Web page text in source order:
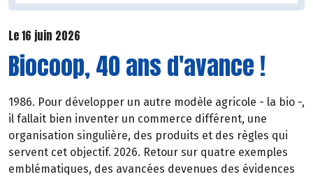
Le 16 juin 2026
Biocoop, 40 ans d'avance !
1986. Pour développer un autre modèle agricole - la bio -,
il fallait bien inventer un commerce différent, une
organisation singulière, des produits et des règles qui
servent cet objectif. 2026. Retour sur quatre exemples
emblématiques, des avancées devenues des évidences